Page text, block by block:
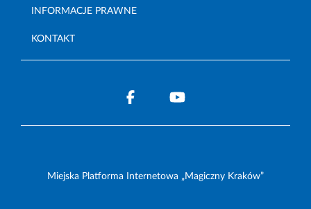
INFORMACJE PRAWNE
KONTAKT
Miejska Platforma Internetowa „Magiczny Kraków”